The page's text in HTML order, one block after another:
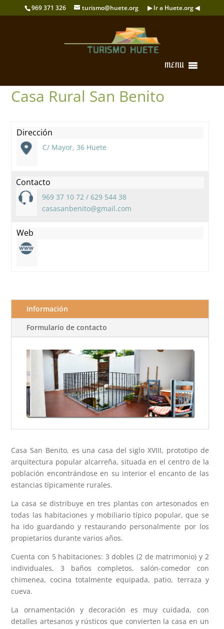
969 371 326 turismo@huete.org ▶ Ir a Huete.org ◀
MENU
Casa Rural San Benito
Dirección
C/ Mayor, 36 Huete
Contacto
969 37 10 72 / 629 544 38
casasanbenito@gmail.com
Web
Información
Formulario de contacto
Casa San Benito, es una casa del siglo XVIII, prototipo de
arquitectura popular alcarreña, situada en el centro de la
población encontrándose en su interior el encanto de las
estancias típicamente rurales.
La casa se distribuye en tres plantas con artesonados en
todas las habitaciones y mobiliario típico popular, que se
ha ido guardando y restaurando personalmente por los
propietarios durante varios años.
Cuenta con 5 habitaciones: 3 dobles (2 de matrimonio) y 2
individuales, 3 baños completos, salón-comedor con
chimenea, cocina totalmente equipada, patio, terraza y
cueva.
La ornamentación y decoración es muy cuidada, con
detalles artesanos y rústicos que convierten la casa en un